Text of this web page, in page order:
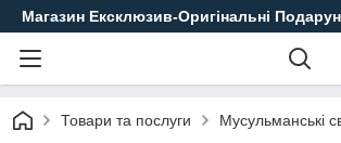
Магазин Ексклюзив-Оригінальні
Товари та послуги Мусульманські